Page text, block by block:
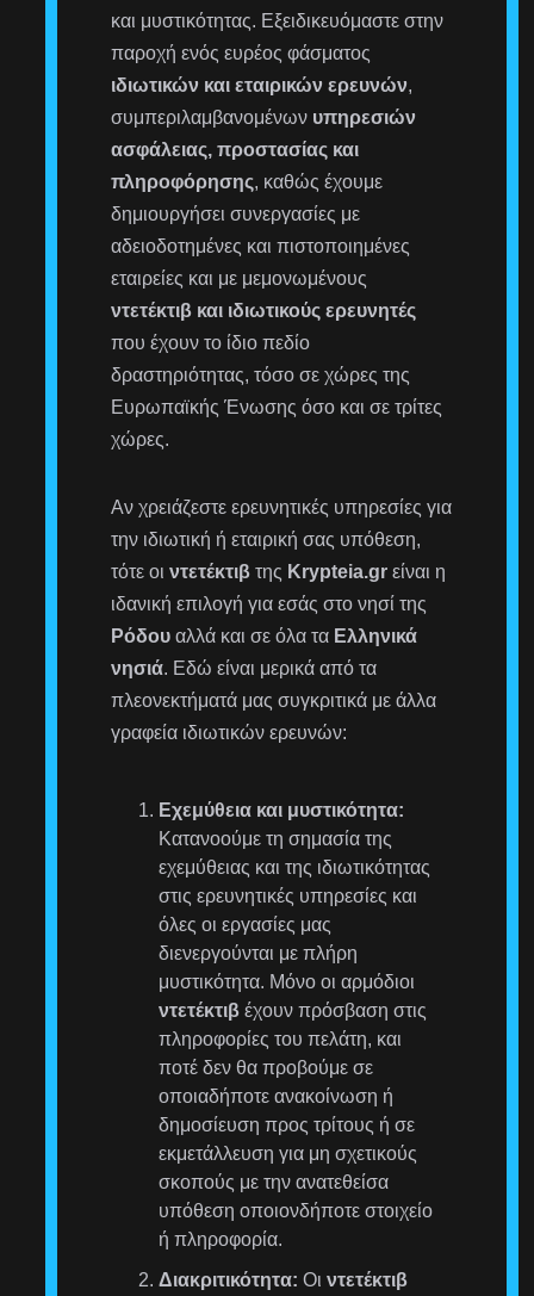
και μυστικότητας. Εξειδικευόμαστε στην
παροχή ενός ευρέος φάσματος
ιδιωτικών και εταιρικών ερευνών,
συμπεριλαμβανομένων υπηρεσιών
ασφάλειας, προστασίας και
πληροφόρησης, καθώς έχουμε
δημιουργήσει συνεργασίες με
αδειοδοτημένες και πιστοποιημένες
εταιρείες και με μεμονωμένους
ντετέκτιβ και ιδιωτικούς ερευνητές
που έχουν το ίδιο πεδίο
δραστηριότητας, τόσο σε χώρες της
Ευρωπαϊκής Ένωσης όσο και σε τρίτες
χώρες.
Αν χρειάζεστε ερευνητικές υπηρεσίες για
την ιδιωτική ή εταιρική σας υπόθεση,
τότε οιντετέκτιβ της Krypteia.gr είναι η
ιδανική επιλογή για εσάς στο νησί της
Ρόδου αλλά και σε όλα τα Ελληνικά
νησιά. Εδώ είναι μερικά από τα
πλεονεκτήματά μας συγκριτικά με άλλα
γραφεία ιδιωτικών ερευνών:
Εχεμύθεια και μυστικότητα:
Κατανοούμε τη σημασία της
εχεμύθειας και της ιδιωτικότητας
στις ερευνητικές υπηρεσίες και
όλες οι εργασίες μας
διενεργούνται με πλήρη
μυστικότητα. Μόνο οι αρμόδιοι
ντετέκτιβ έχουν πρόσβαση στις
πληροφορίες του πελάτη, και
ποτέ δεν θα προβούμε σε
οποιαδήποτε ανακοίνωση ή
δημοσίευση προς τρίτους ή σε
εκμετάλλευση για μη σχετικούς
σκοπούς με την ανατεθείσα
υπόθεση οποιονδήποτε στοιχείο
ή πληροφορία.
Διακριτικότητα: Οιντετέκτιβ